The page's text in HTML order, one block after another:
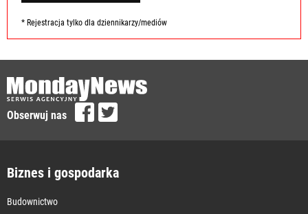
* Rejestracja tylko dla dziennikarzy/mediów
Obserwuj nas
Biznes i gospodarka
Budownictwo